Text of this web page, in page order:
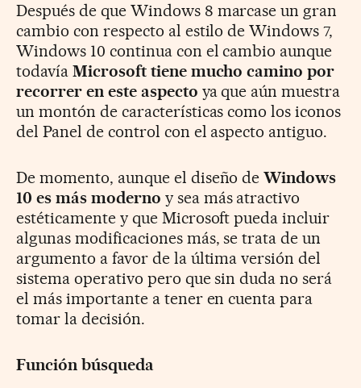
Después de que Windows 8 marcase un gran
cambio con respecto al estilo de Windows 7,
Windows 10 continua con el cambio aunque
todavía Microsoft tiene mucho camino por
recorrer en este aspecto ya que aún muestra
un montón de características como los iconos
del Panel de control con el aspecto antiguo.
De momento, aunque el diseño deWindows
10 es más moderno y sea más atractivo
estéticamente y que Microsoft pueda incluir
algunas modificaciones más, se trata de un
argumento a favor de la última versión del
sistema operativo pero que sin duda no será
el más importante a tener en cuenta para
tomar la decisión.
Función búsqueda